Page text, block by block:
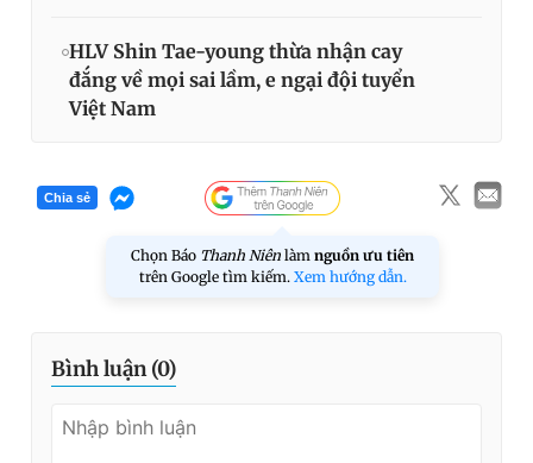
HLV Shin Tae-young thừa nhận cay
đắng về mọi sai lầm, e ngại đội tuyển
Việt Nam
Chia sẻ
Chọn Báo Thanh Niên làm nguồn ưu tiên
trên Google tìm kiếm. Xem hướng dẫn.
Bình luận (0)